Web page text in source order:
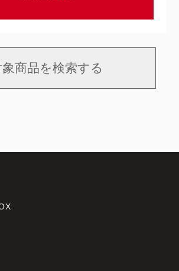
象商品を検索する